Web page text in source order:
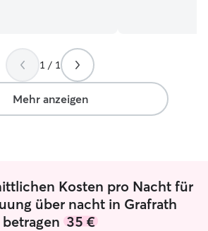
cuddled and that
make Frederik
throughout the
such peace of mind
comfortable and
the love
him. We couldn't
Isar, im Wald
der vielen
gemeinsame
Deshalb
Hundeeltern
1 / 1
Mehr anzeigen
Kosten pro Nacht für
über nacht in Grafrath
betragen 35 €